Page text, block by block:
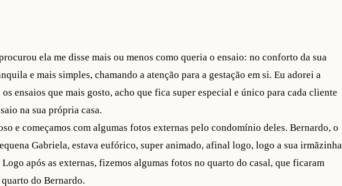
ela me disse mais ou menos como queria o ensaio: no conforto da sua
e mais simples, chamando a atenção para a gestação em si. Eu adorei a
os ensaios que mais gosto, acho que fica super especial e único para cada cliente
na sua própria casa.
e começamos com algumas fotos externas pelo condomínio deles. Bernardo, o
Gabriela, estava eufórico, super animado, afinal logo, logo a sua irmãzinha
Logo após as externas, fizemos algumas fotos no quarto do casal, que ficaram
do Bernardo.